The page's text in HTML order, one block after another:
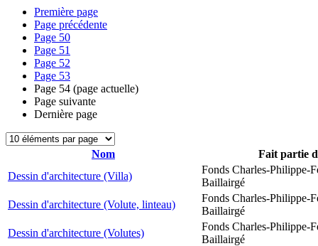
Première page
Page précédente
Page 50
Page 51
Page 52
Page 53
Page 54 (page actuelle)
Page suivante
Dernière page
Nom
Fait partie
Dessin d'architecture (Villa)
Fonds Charles-Philippe-
Baillairgé
Dessin d'architecture (Volute, linteau)
Fonds Charles-Philippe-
Baillairgé
Dessin d'architecture (Volutes)
Fonds Charles-Philippe-
Baillairgé